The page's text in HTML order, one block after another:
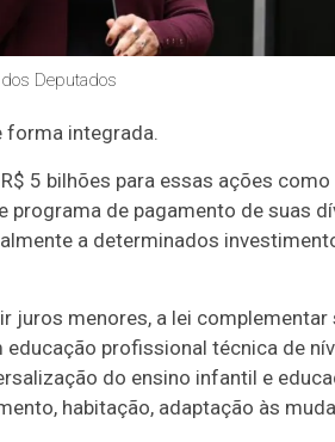
Deputados
forma integrada.
5 bilhões para essas ações
programa de pagamento de suas
a determinados
juros menores, a lei
profissional técnica de
do ensino infantil e
habitação, adaptação às